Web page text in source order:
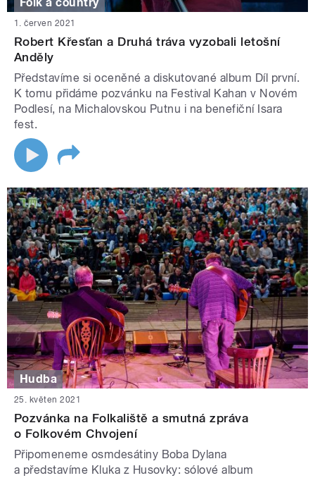
1. červen 2021
Robert Křesťan a Druhá tráva vyzobali letošní
Anděly
Představíme si oceněné a diskutované album Díl první.
K tomu přidáme pozvánku na Festival Kahan v Novém
Podlesí, na Michalovskou Putnu i na benefiční Isara
fest.
Hudba
25. květen 2021
Pozvánka na Folkaliště a smutná zpráva
o Folkovém Chvojení
Připomeneme osmdesátiny Boba Dylana
a představíme Kluka z Husovky: sólové album